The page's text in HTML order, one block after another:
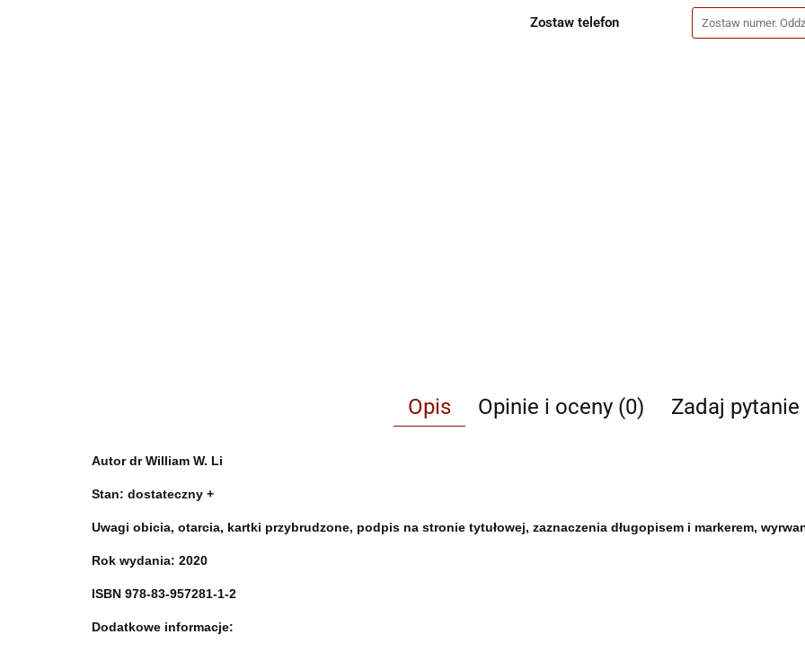
Zostaw telefon
Opis Opinie i oceny (0) Zadaj pytanie
Autordr William W. Li
Stan: dostateczny +
Uwagi obicia, otarcia, kartki przybrudzone, podpis na stronie tytułowej, zaznaczenia długopisem i markerem,
Rok wydania: 2020
ISBN 978-83-957281-1-2
Dodatkowe informacje: